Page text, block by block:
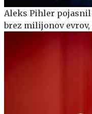
Aleks Pihler pojasnil
brez milijonov